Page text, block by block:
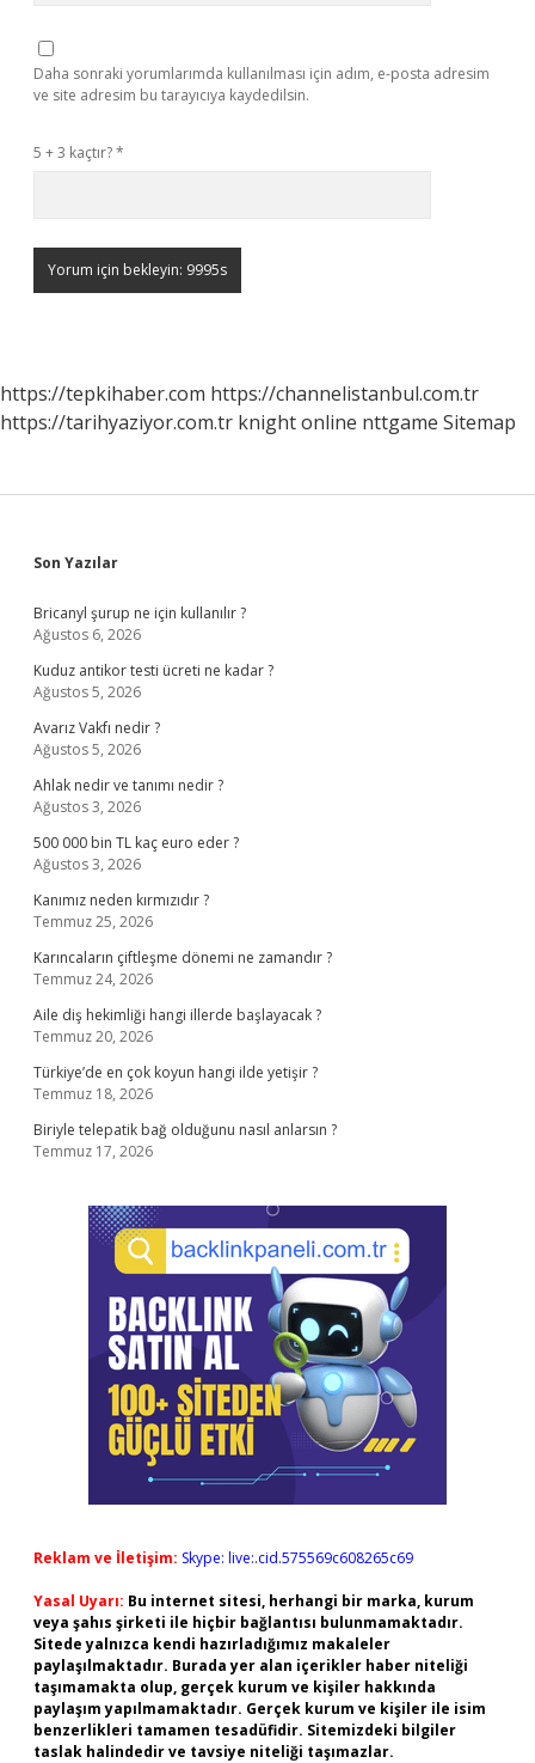
Daha sonraki yorumlarımda kullanılması için adım, e-posta adresim
ve site adresim bu tarayıcıya kaydedilsin.
5 + 3 kaçtır?*
https://tepkihaber.com https://channelistanbul.com.tr
https://tarihyaziyor.com.tr knight online nttgame Sitemap
Sidebar
Son Yazılar
Bricanyl şurup ne için kullanılır ?
Ağustos 6, 2026
Kuduz antikor testi ücreti ne kadar ?
Ağustos 5, 2026
Avarız Vakfı nedir ?
Ağustos 5, 2026
Ahlak nedir ve tanımı nedir ?
Ağustos 3, 2026
500 000 bin TL kaç euro eder ?
Ağustos 3, 2026
Kanımız neden kırmızıdır ?
Temmuz 25, 2026
Karıncaların çiftleşme dönemi ne zamandır ?
Temmuz 24, 2026
Aile diş hekimliği hangi illerde başlayacak ?
Temmuz 20, 2026
Türkiye’de en çok koyun hangi ilde yetişir ?
Temmuz 18, 2026
Biriyle telepatik bağ olduğunu nasıl anlarsın ?
Temmuz 17, 2026
Reklam ve İletişim: Skype: live:.cid.575569c608265c69
Yasal Uyarı: Bu internet sitesi, herhangi bir marka, kurum
veya şahıs şirketi ile hiçbir bağlantısı bulunmamaktadır.
Sitede yalnızca kendi hazırladığımız makaleler
paylaşılmaktadır. Burada yer alan içerikler haber niteliği
taşımamakta olup, gerçek kurum ve kişiler hakkında
paylaşım yapılmamaktadır. Gerçek kurum ve kişiler ile isim
benzerlikleri tamamen tesadüfidir. Sitemizdeki bilgiler
taslak halindedir ve tavsiye niteliği taşımazlar.